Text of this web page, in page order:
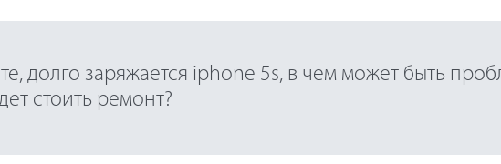
долго заряжается iphone 5s, в чем может быть
стоить ремонт?